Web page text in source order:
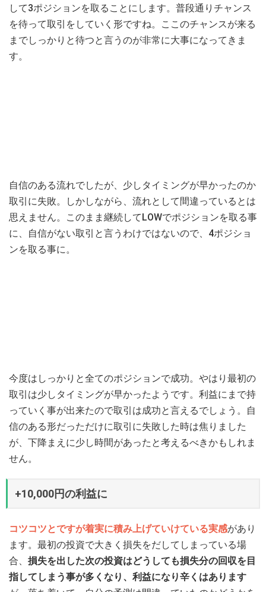
して3ポジションを取ることにします。普段通りチャンス
を待って取引をしていく形ですね。ここのチャンスが来る
までしっかりと待つと言うのが非常に大事になってきま
す。
自信のある流れでしたが、少しタイミングが早かったのか
取引に失敗。しかしながら、流れとして間違っているとは
思えません。このまま継続してLOWでポジションを取る事
に、自信がない取引と言うわけではないので、4ポジショ
ンを取る事に。
今度はしっかりと全てのポジションで成功。やはり最初の
取引は少しタイミングが早かったようです。利益にまで持
っていく事が出来たので取引は成功と言えるでしょう。自
信のある形だっただけに取引に失敗した時は焦りました
が、下降まえに少し時間があったと考えるべきかもしれま
せん。
+10,000円の利益に
コツコツとですが着実に積み上げていけている実感があり
ます。最初の投資で大きく損失をだしてしまっている場
合、 損失を出した次の投資はどうしても損失分の回収を目
指してしまう事が多くなり、利益になり辛くはあります